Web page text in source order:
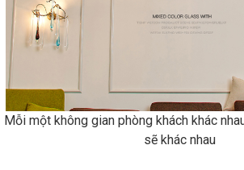
Mỗi một không gian phòng khách khác
sẽ khác nhau